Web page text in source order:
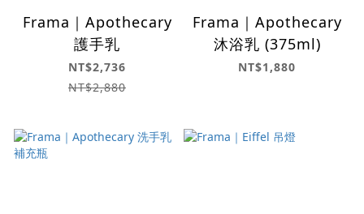
Frama｜Apothecary
護手乳
NT$2,736
NT$2,880
Frama｜Apothecary
沐浴乳 (375ml)
NT$1,880